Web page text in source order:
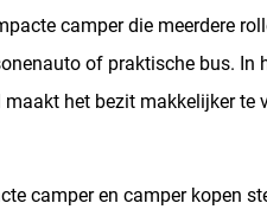
camper die meerdere
of praktische bus. In
het bezit makkelijker te
camper en camper kopen